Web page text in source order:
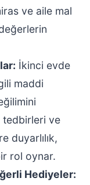
ve aile mal
İkinci evde
maddi
tedbirleri ve
duyarlılık,
rol oynar.
Hediyeler: